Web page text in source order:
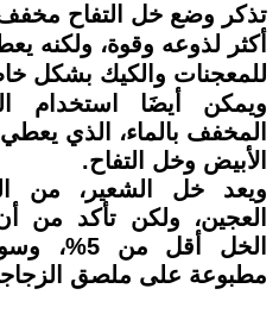
تذكر وضع خل التفاح مخفف
أكثر لذوعه وقوة، ولكنه
للمعجنات والكيك بشكل
ويمكن أيضَا استخدام
المخفف بالماء، الذي
الأبيض وخل التفاح.
ويعد خل الشعير، من
العجين، ولكن تأكد
الخل أقل
مطبوعة على ملصق